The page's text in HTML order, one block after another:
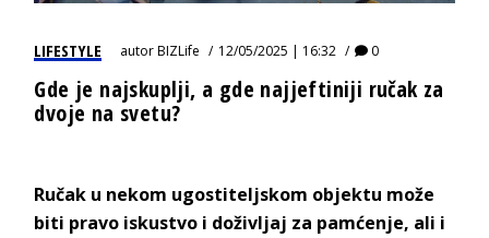
LIFESTYLE autorBIZLife 12/05/2025 | 16:32 0
Gde je najskuplji, a gde najjeftiniji ručak za
dvoje na svetu?
Ručak u nekom ugostiteljskom objektu može
biti pravo iskustvo i doživljaj za pamćenje, ali i